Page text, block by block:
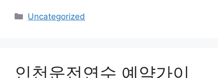
카
Uncategorized
인천운전연수 예약가이